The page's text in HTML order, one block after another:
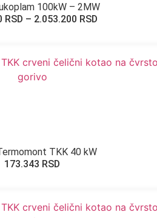
100kW – 2MW
RSD – 2.053.200 RSD
TKK 40 kW
173.343 RSD